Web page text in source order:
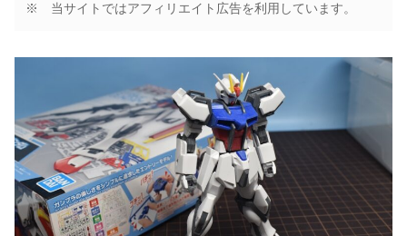
※ 当サイトではアフィリエイト広告を利用しています。